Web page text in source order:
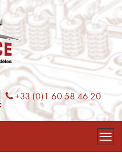
Phone
+33 (0)1 60 58 46 20
Facebook